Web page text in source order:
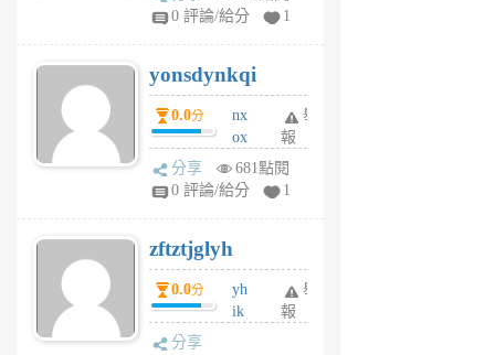
sv
6
個
月
前
0 評論/給分
1
yonsdynkqi
0.0分
nx
ox
rh
pe
月
前
舉
報
分享
681點閱
0 評論/給分
1
zftztjglyh
0.0分
yh
ik
舉
報
分享